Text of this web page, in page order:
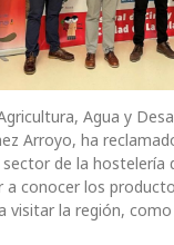
Agua y
Arroyo, ha
de la hostelería
a conocer los
visitar la región, como